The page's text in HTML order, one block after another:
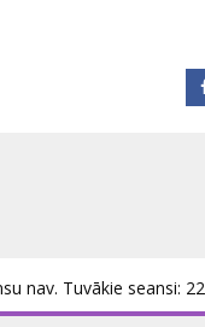
nav. Tuvākie seansi: